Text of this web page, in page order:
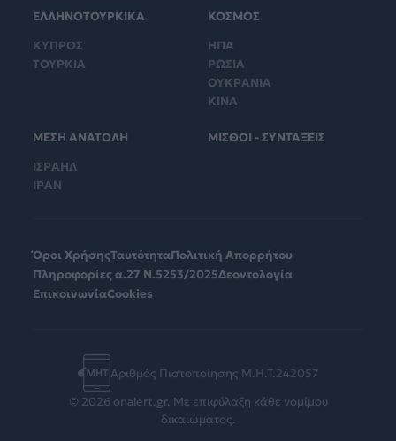
ΕΛΛΗΝΟΤΟΥΡΚΙΚΑ
ΚΥΠΡΟΣ
ΤΟΥΡΚΙΑ
ΚΟΣΜΟΣ
ΗΠΑ
ΡΩΣΙΑ
ΟΥΚΡΑΝΙΑ
ΚΙΝΑ
ΜΕΣΗ ΑΝΑΤΟΛΗ
ΙΣΡΑΗΛ
ΙΡΑΝ
ΜΙΣΘΟΙ - ΣΥΝΤΑΞΕΙΣ
Όροι ΧρήσηςΤαυτότηταΠολιτική Απορρήτου
Πληροφορίες α.27 Ν.5253/2025Δεοντολογία
ΕπικοινωνίαCookies
Αριθμός Πιστοποίησης Μ.Η.Τ.242057
© 2026 onalert.gr. Με επιφύλαξη κάθε νομίμου
δικαιώματος.